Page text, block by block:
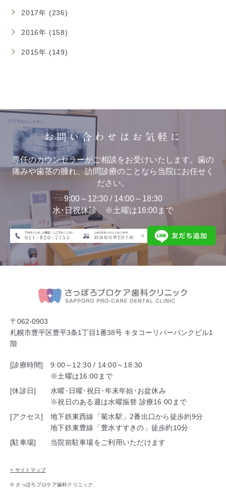
2017年 (236)
2016年 (158)
2015年 (149)
お問い合わせはお気軽に
専任のカウンセラーがご相談をお受けいたします。歯の
痛みや歯茎の腫れ、訪問診療のことなら当院にお任せく
ださい。
9:00～12:30 / 14:00～18:30
水･日祝休診 ※土曜は16:00まで
〒062-0903
札幌市豊平区豊平3条1丁目1番38号 キタコーリバーバンクビル1
階
[診療時間]
9:00～12:30 / 14:00～18:30
※土曜は16:00まで
[休診日]
水曜･日曜･祝日･年末年始･お盆休み
※祝日のある週は水曜振替 診療16:00まで
[アクセス]
地下鉄東西線「菊水駅」2番出口から徒歩約9分
地下鉄東豊線「豊水すすきの」徒歩約10分
[駐車場]
当院前駐車場をご利用いただけます
> サイトマップ
© さっぽろプロケア歯科クリニック.